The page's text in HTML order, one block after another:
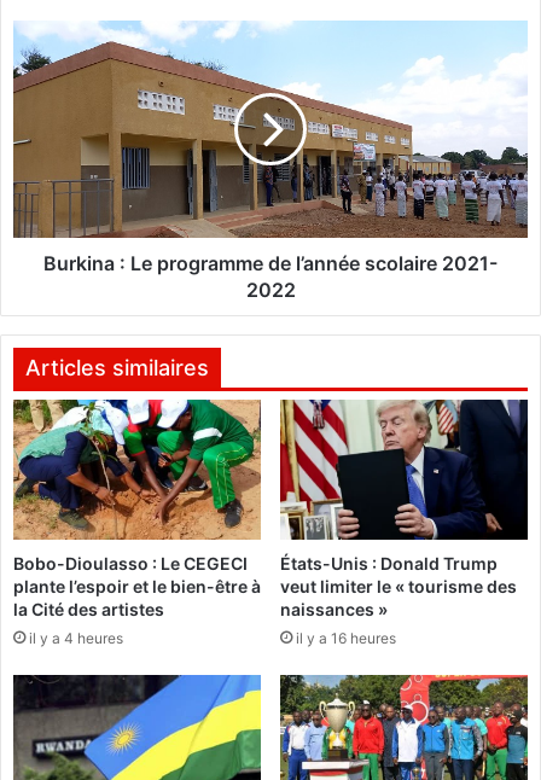
O
u
a
y
e
s
é
r
e
à
c
é
l
é
b
r
e
e
s
B
u
r
a
:
L
r
o
r
a
m
m
e
d
e
l
’
a
n
é
e
s
Burkina : Le programme de l’année scolaire 2021-
2022
Articles similaires
Bobo-Dioulasso : Le CEGECI
plante l’espoir et le bien-être à
la Cité des artistes
il y a 4 heures
États-Unis : Donald Trump
veut limiter le « tourisme des
naissances »
il y a 16 heures